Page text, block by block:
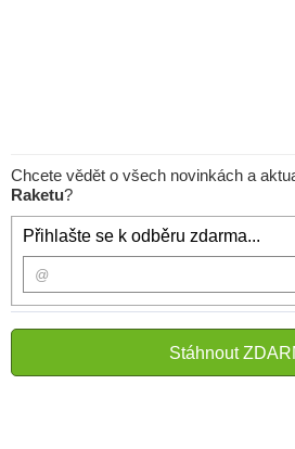
Chcete vědět o všech novinkách a
Raketu?
Přihlašte se k odběru zdarma...
Stáhnout